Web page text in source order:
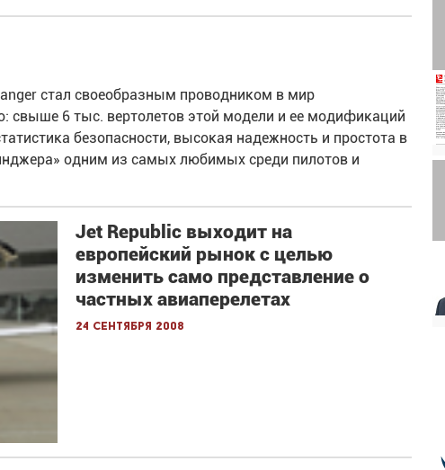
стал своеобразным проводником в мир
свыше 6 тыс. вертолетов этой модели и ее модификаций
безопасности, высокая надежность и простота в
одним из самых любимых среди пилотов и
Jet Republic выходит на
европейский рынок с целью
изменить само представление о
частных авиаперелетах
24 сентября 2008